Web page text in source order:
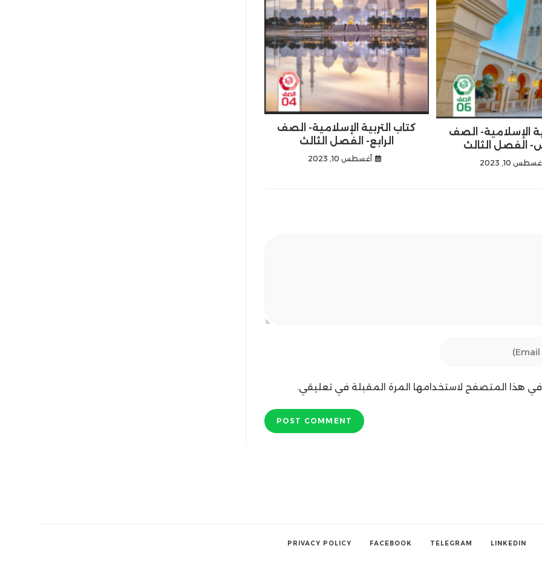
كتاب التربية الإسلامية- الصف
الرابع- الفصل الثالث
أغسطس 10, 2023
الإسلامية- الصف
الفصل الثالث
10, 2023
في هذا المتصفح لاستخدامها المرة المقبلة في تعليقي.
LINKEDIN
TELEGRAM
FACEBOOK
PRIVACY POLICY